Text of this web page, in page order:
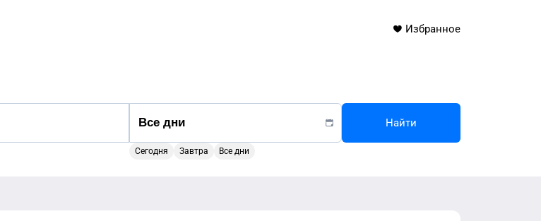
Избранное
Сегодня Завтра Все дни
Найти